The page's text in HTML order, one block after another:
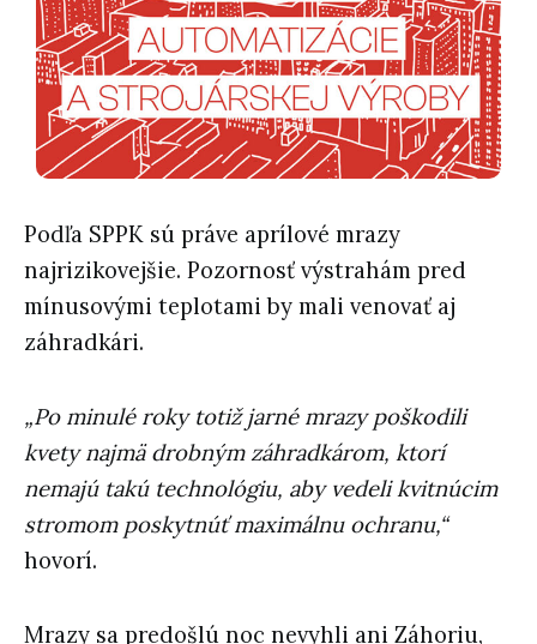
Podľa SPPK sú práve aprílové mrazy
najrizikovejšie. Pozornosť výstrahám pred
mínusovými teplotami by mali venovať aj
záhradkári.
„Po minulé roky totiž jarné mrazy poškodili
kvety najmä drobným záhradkárom, ktorí
nemajú takú technológiu, aby vedeli kvitnúcim
stromom poskytnúť maximálnu ochranu,“
hovorí.
Mrazy sa predošlú noc nevyhli ani Záhoriu,